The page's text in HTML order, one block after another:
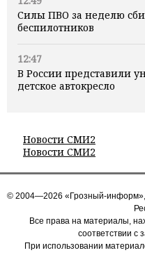
Силы ПВО за неделю
беспилотников
12:47
В России представили
детское автокресло
Новости СМИ2
Новости СМИ2
© 2004—2026 «Грозный-информ»,
Все права на материалы,
соответствии с
При использовании